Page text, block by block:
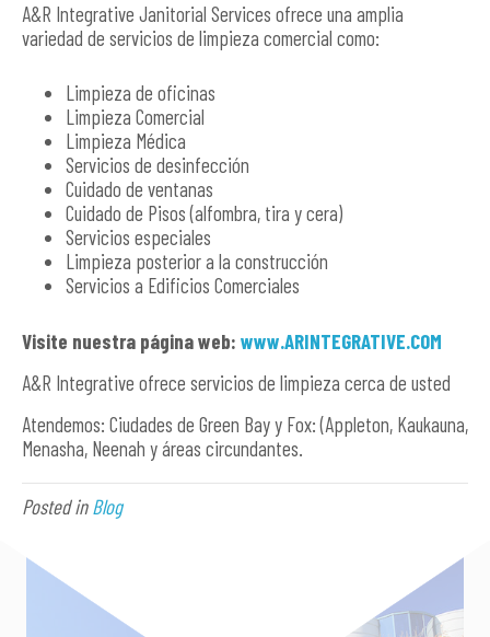
A&R Integrative Janitorial Services ofrece una amplia
variedad de servicios de limpieza comercial como:
Limpieza de oficinas
Limpieza Comercial
Limpieza Médica
Servicios de desinfección
Cuidado de ventanas
Cuidado de Pisos (alfombra, tira y cera)
Servicios especiales
Limpieza posterior a la construcción
Servicios a Edificios Comerciales
Visite nuestra página web: www.ARINTEGRATIVE.COM
A&R Integrative ofrece servicios de limpieza cerca de usted
Atendemos: Ciudades de Green Bay y Fox: (Appleton, Kaukauna,
Menasha, Neenah y áreas circundantes.
Posted inBlog